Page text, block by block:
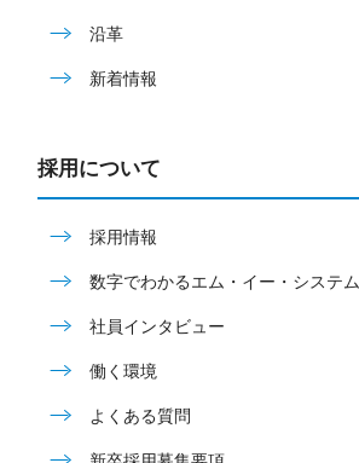
沿革
新着情報
採用について
採用情報
数字でわかるエム・イー・システム
社員インタビュー
働く環境
よくある質問